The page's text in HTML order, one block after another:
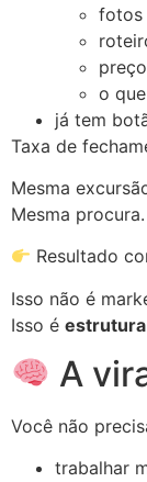
fotos
preço
o
já tem
Taxa de
Mesma
Mesma procura.
Resultado
Isso não é
Isso é estrutura
A
Você não
trabalhar